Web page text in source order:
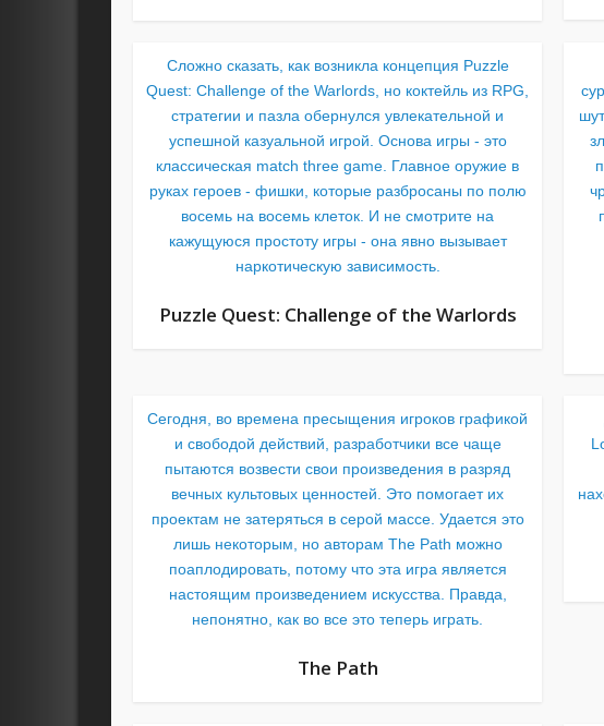
Сложно сказать, как возникла концепция Puzzle
Quest: Challenge of the Warlords, но коктейль из RPG,
стратегии и пазла обернулся увлекательной и
успешной казуальной игрой. Основа игры - это
классическая match three game. Главное оружие в
руках героев - фишки, которые разбросаны по полю
восемь на восемь клеток. И не смотрите на
кажущуюся простоту игры - она явно вызывает
наркотическую зависимость.
Puzzle Quest: Challenge of the Warlords
Сегодня, во времена пресыщения игроков графикой
и свободой действий, разработчики все чаще
пытаются возвести свои произведения в разряд
вечных культовых ценностей. Это помогает их
проектам не затеряться в серой массе. Удается это
лишь некоторым, но авторам The Path можно
поаплодировать, потому что эта игра является
настоящим произведением искусства. Правда,
непонятно, как во все это теперь играть.
The Path